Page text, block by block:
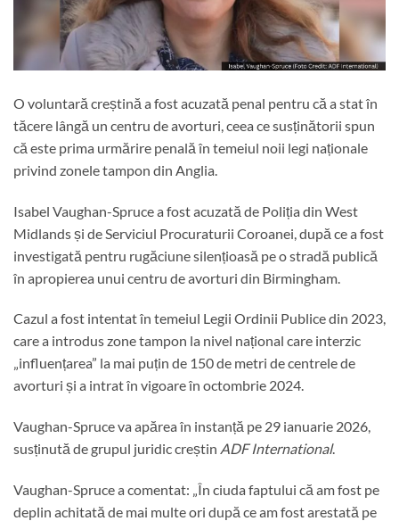
O voluntară creștină a fost acuzată penal pentru că a stat în
tăcere lângă un centru de avorturi, ceea ce susținătorii spun
că este prima urmărire penală în temeiul noii legi naționale
privind zonele tampon din Anglia.
Isabel Vaughan-Spruce a fost acuzată de Poliția din West
Midlands și de Serviciul Procuraturii Coroanei, după ce a fost
investigată pentru rugăciune silențioasă pe o stradă publică
în apropierea unui centru de avorturi din Birmingham.
Cazul a fost intentat în temeiul Legii Ordinii Publice din 2023,
care a introdus zone tampon la nivel național care interzic
„influențarea” la mai puțin de 150 de metri de centrele de
avorturi și a intrat în vigoare în octombrie 2024.
Vaughan-Spruce va apărea în instanță pe 29 ianuarie 2026,
susținută de grupul juridic creștin ADF International.
Vaughan-Spruce a comentat: „În ciuda faptului că am fost pe
deplin achitată de mai multe ori după ce am fost arestată pe